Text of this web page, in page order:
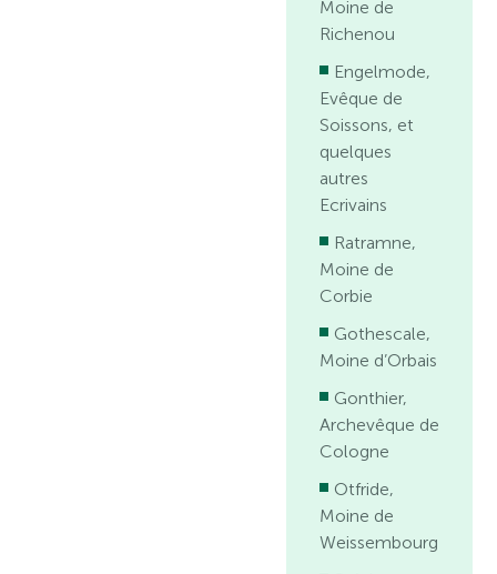
Moine de
Richenou
Engelmode,
Evêque de
Soissons, et
quelques
autres
Ecrivains
Ratramne,
Moine de
Corbie
Gothescale,
Moine d’Orbais
Gonthier,
Archevêque de
Cologne
Otfride,
Moine de
Weissembourg